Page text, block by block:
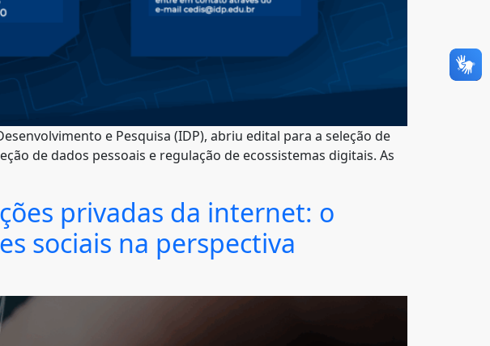
e Pesquisa (IDP), abriu edital para a seleção de
de dados pessoais e regulação de ecossistemas digitais. As
privadas da internet: o
sociais na perspectiva